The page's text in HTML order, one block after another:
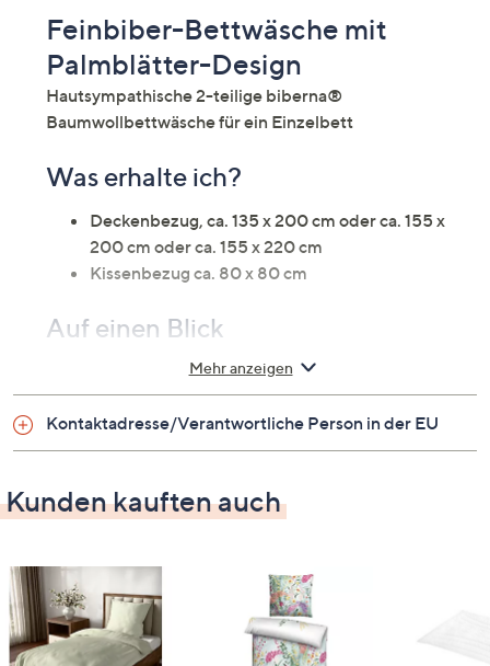
Feinbiber-Bettwäsche mit
Palmblätter-Design
Hautsympathische 2-teilige biberna®
Baumwollbettwäsche für ein Einzelbett
Was erhalte ich?
Deckenbezug, ca. 135 x 200 cm oder ca. 155 x
200 cm oder ca. 155 x 220 cm
Kissenbezug ca. 80 x 80 cm
Auf einen Blick
Bettwäsche für ein Einzelbett
Baumwoll-Feinbiber
hautsympathisch
atmungsaktiv
Design: Palmblätter
Material
100 % Baumwolle/Feinbiber, gewebt
Mehr anzeigen
Kontaktadresse/Verantwortliche Person in der EU
Kunden kauften auch